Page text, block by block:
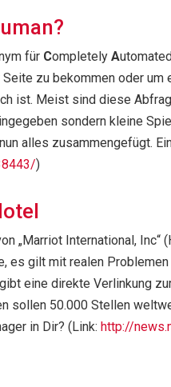
für CompletelyAutomated
Seite zu bekommen oder
ist. Meist sind diese
sondern kleine
alles zusammengefügt.
)
„Marriot International,
es gilt mit realen Problemen
eine direkte Verlinkung
sollen 50.000 Stellen
in Dir? (Link: http://